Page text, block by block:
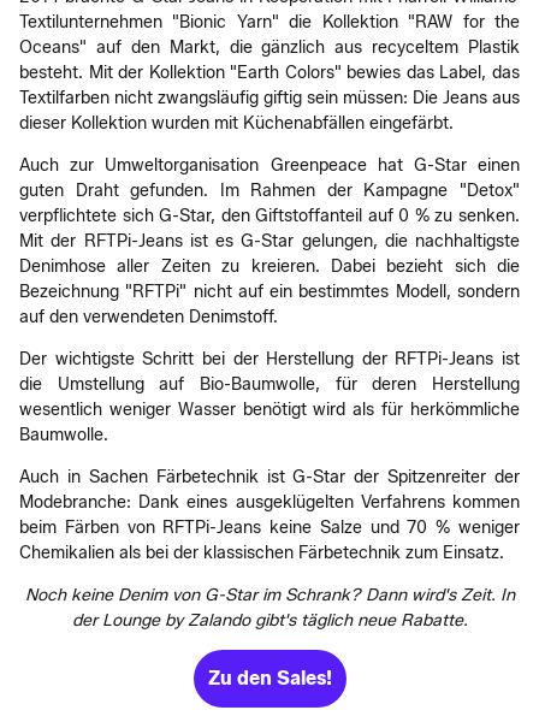
Textilunternehmen "Bionic Yarn" die Kollektion "RAW for the
Oceans" auf den Markt, die gänzlich aus recyceltem Plastik
besteht. Mit der Kollektion "Earth Colors" bewies das Label, das
Textilfarben nicht zwangsläufig giftig sein müssen: Die Jeans aus
dieser Kollektion wurden mit Küchenabfällen eingefärbt.
Auch zur Umweltorganisation Greenpeace hat G-Star einen
guten Draht gefunden. Im Rahmen der Kampagne "Detox"
verpflichtete sich G-Star, den Giftstoffanteil auf 0 % zu senken.
Mit der RFTPi-Jeans ist es G-Star gelungen, die nachhaltigste
Denimhose aller Zeiten zu kreieren. Dabei bezieht sich die
Bezeichnung "RFTPi" nicht auf ein bestimmtes Modell, sondern
auf den verwendeten Denimstoff.
Der wichtigste Schritt bei der Herstellung der RFTPi-Jeans ist
die Umstellung auf Bio-Baumwolle, für deren Herstellung
wesentlich weniger Wasser benötigt wird als für herkömmliche
Baumwolle.
Auch in Sachen Färbetechnik ist G-Star der Spitzenreiter der
Modebranche: Dank eines ausgeklügelten Verfahrens kommen
beim Färben von RFTPi-Jeans keine Salze und 70 % weniger
Chemikalien als bei der klassischen Färbetechnik zum Einsatz.
Noch keine Denim von G-Star im Schrank? Dann wird's Zeit. In
der Lounge by Zalando gibt's täglich neue Rabatte.
Zu den Sales!